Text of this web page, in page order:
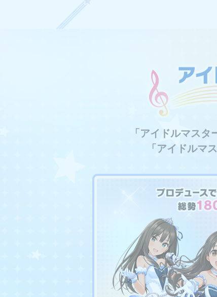
「アイドルマス
「アイドルマ
新規登場アイドル終
＜イベントコミュ＞
2025年9月3日開催予
＜エクストラコミュ＞
2025年9月上旬追加
その他現時点をも
以下のコンテンツは現
①セレクトショップ
②ドレスコーデ
③あにぷち